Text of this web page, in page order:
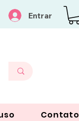
Entrar
Contato